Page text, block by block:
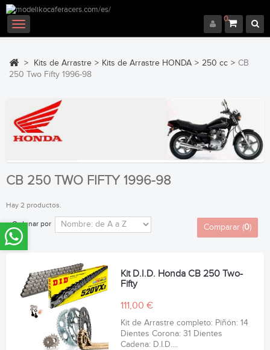
0
Navegación
Toggle
> Kits de Arrastre > Kits de Arrastre HONDA > 250 cc > CB
250 Two Fifty 1996-98
CB 250 TWO FIFTY 1996-98
Hay 2 productos.
Ordenar por Comparar (0)
Kit D.I.D. Honda CB 250 Two-
Fifty
111,00 €
Kit de Arrastre completo: Piñón: 14
Dientes Corona: 31 Dientes
Cadena: D.I.D....